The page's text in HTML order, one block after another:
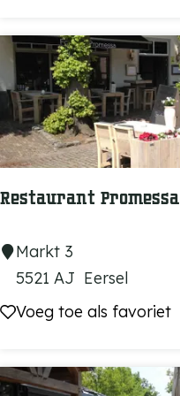
a
n
t
U
Restaurant Promessa
R
s
u
Markt 3
5521 AJ Eersel
Voeg toe als favoriet
Voeg toe als favoriet